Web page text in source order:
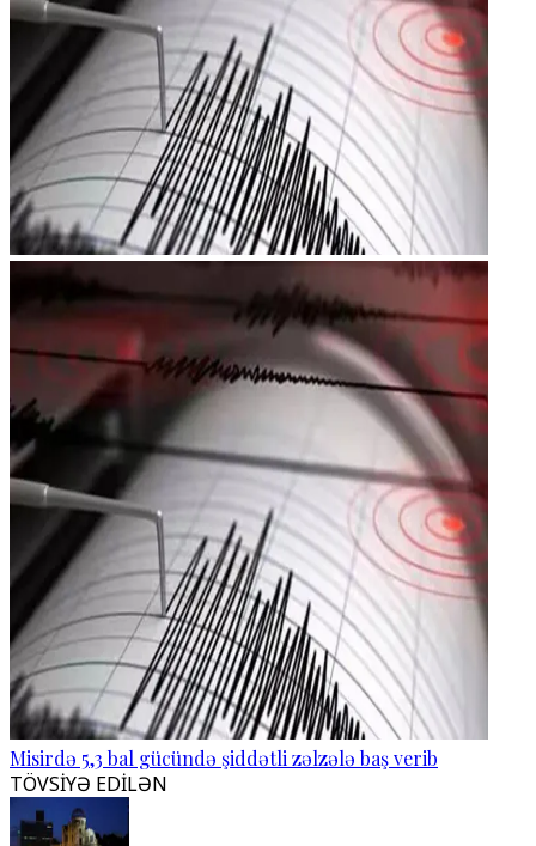
Misirdə 5,3 bal gücündə şiddətli zəlzələ baş verib
TÖVSİYƏ EDİLƏN